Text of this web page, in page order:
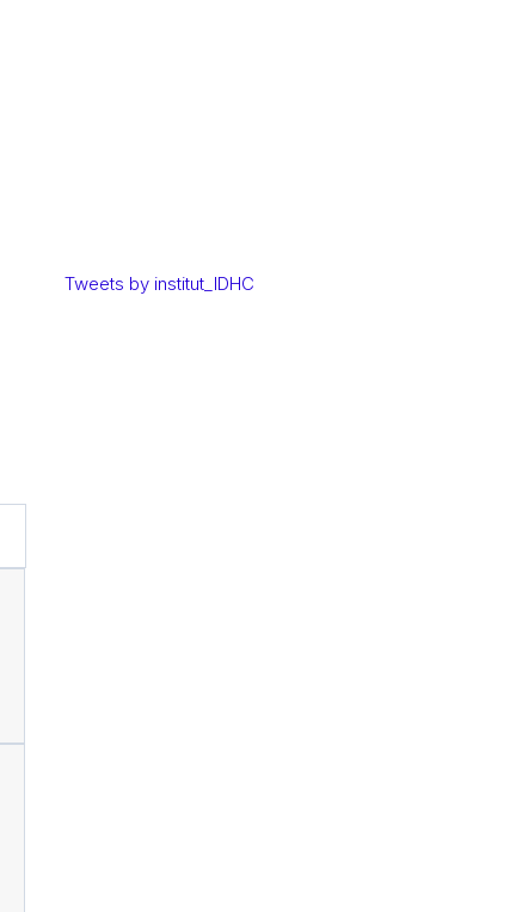
Tweets by institut_IDHC